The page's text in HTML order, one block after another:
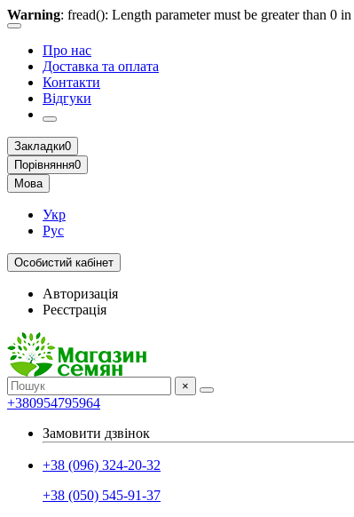
Warning: fread(): Length parameter must be greater than 0 in
Про нас
Доставка та оплата
Контакти
Відгуки
Закладки0
Порівняння0
Мова
Укр
Рус
Особистий кабінет
Авторизація
Реєстрація
×
+380954795964
Замовити дзвінок
+38 (096) 324-20-32
+38 (050) 545-91-37